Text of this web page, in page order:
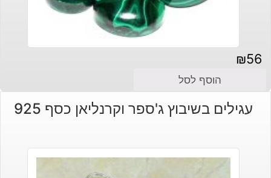
₪56
הוסף לסל
עגילים בשיבוץ ג'ספר וקרנליאן כסף 925